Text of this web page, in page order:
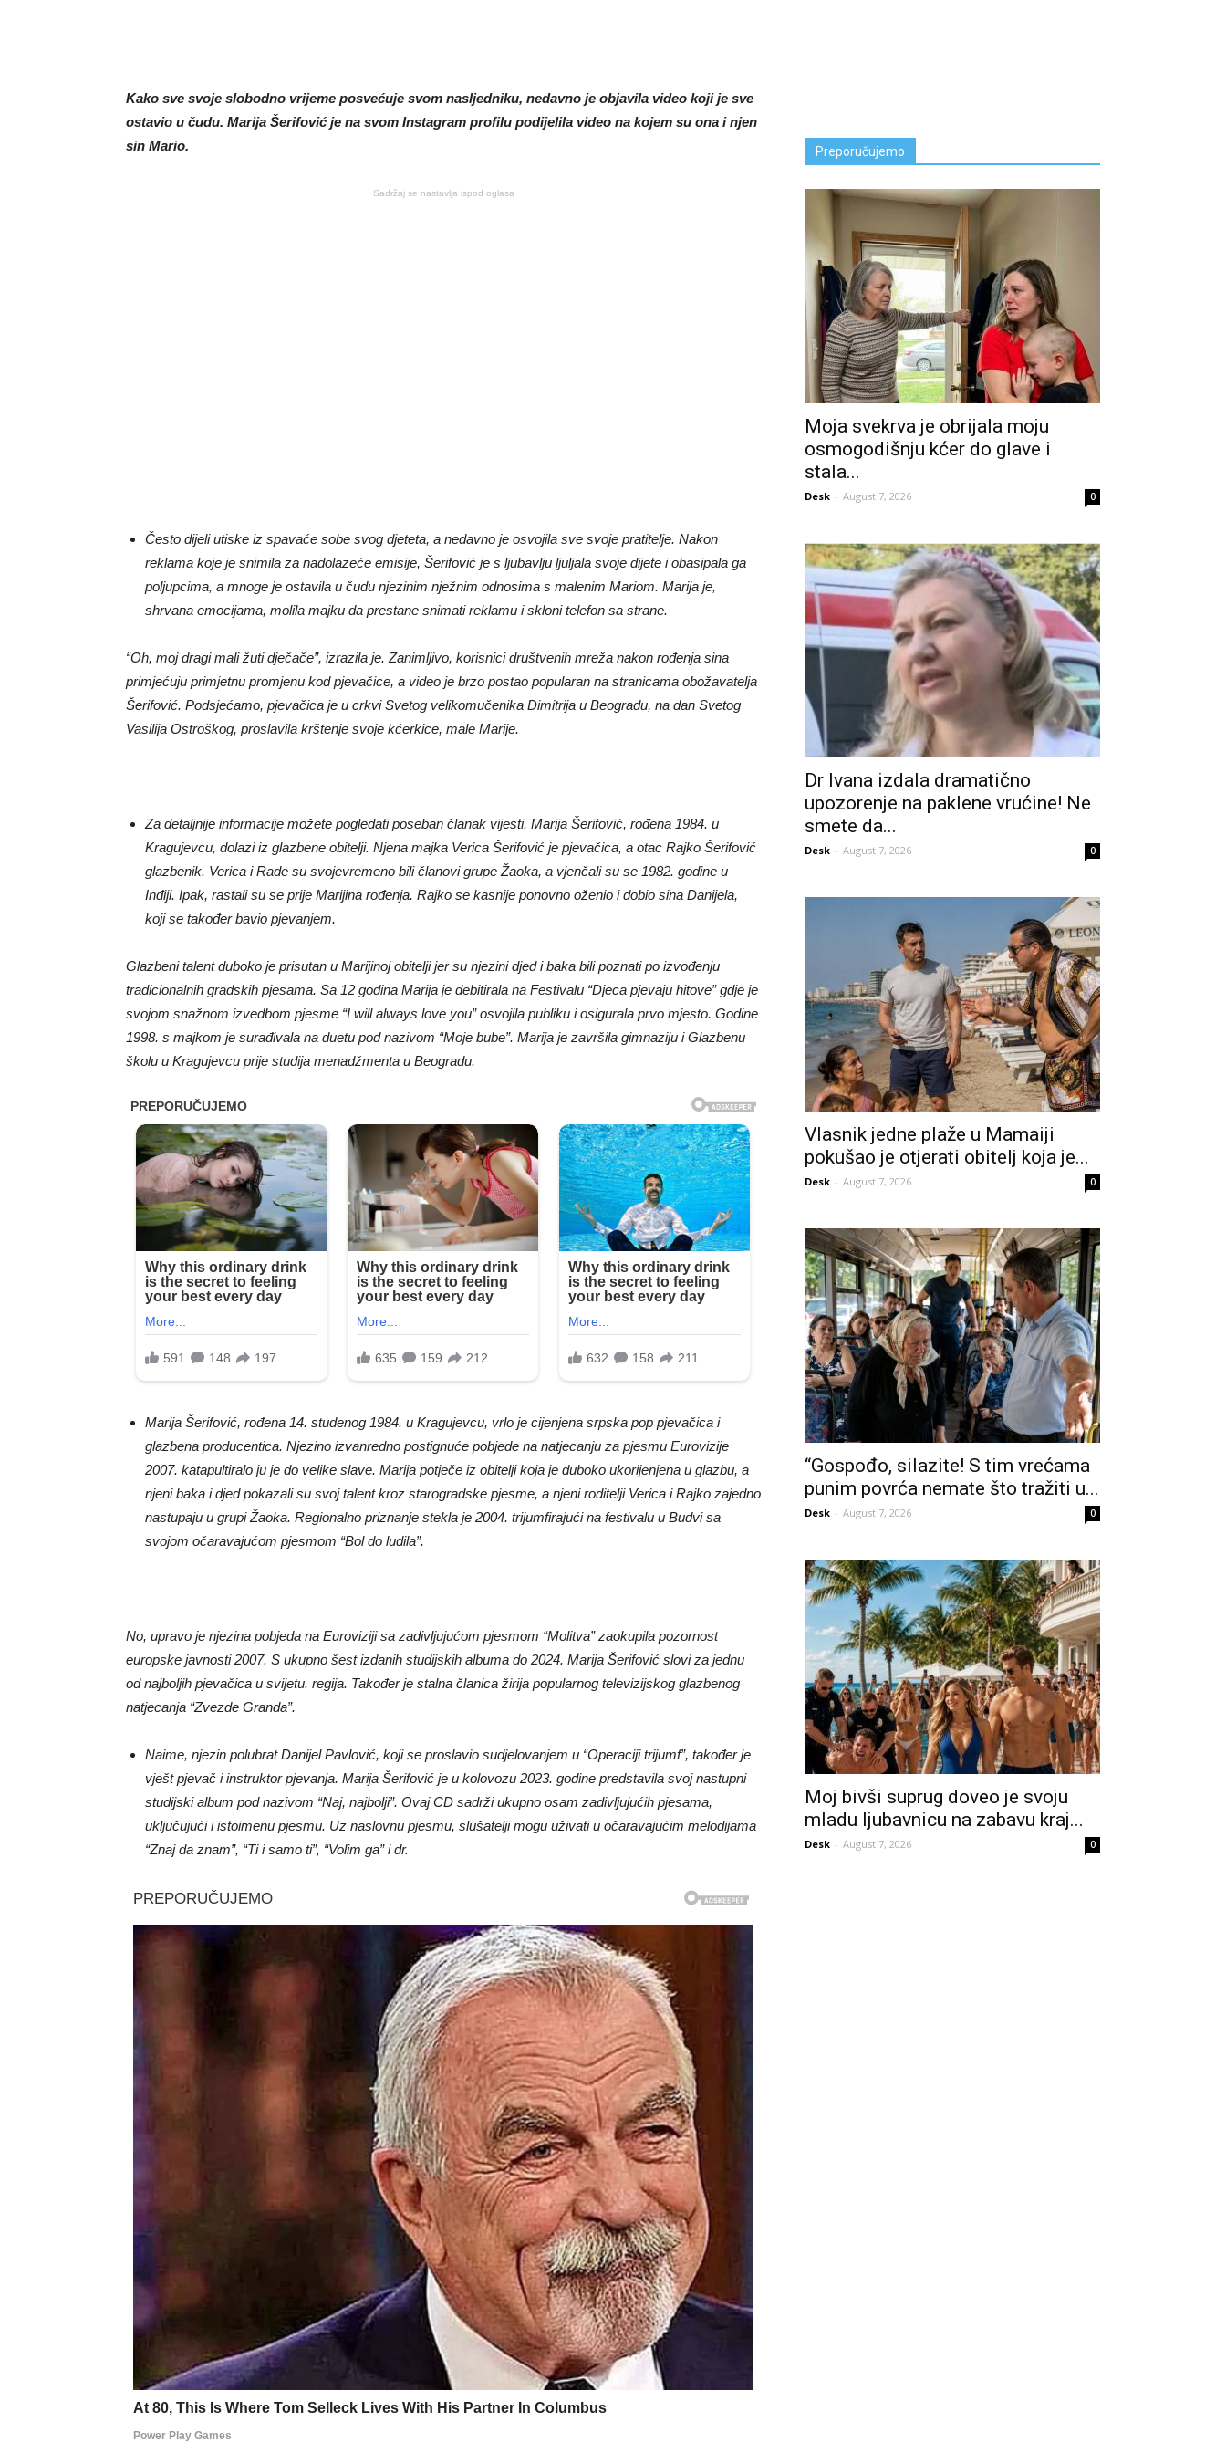
Kako sve svoje slobodno vrijeme posvećuje svom nasljedniku, nedavno je objavila video koji je sve
ostavio u čudu. Marija Šerifović je na svom Instagram profilu podijelila video na kojem su ona i njen
sin Mario.
Sadržaj se nastavlja ispod oglasa
Često dijeli utiske iz spavaće sobe svog djeteta, a nedavno je osvojila sve svoje pratitelje. Nakon
reklama koje je snimila za nadolazeće emisije, Šerifović je s ljubavlju ljuljala svoje dijete i obasipala ga
poljupcima, a mnoge je ostavila u čudu njezinim nježnim odnosima s malenim Mariom. Marija je,
shrvana emocijama, molila majku da prestane snimati reklamu i skloni telefon sa strane.
“Oh, moj dragi mali žuti dječače”, izrazila je. Zanimljivo, korisnici društvenih mreža nakon rođenja sina
primjećuju primjetnu promjenu kod pjevačice, a video je brzo postao popularan na stranicama obožavatelja
Šerifović. Podsjećamo, pjevačica je u crkvi Svetog velikomučenika Dimitrija u Beogradu, na dan Svetog
Vasilija Ostroškog, proslavila krštenje svoje kćerkice, male Marije.
Za detaljnije informacije možete pogledati poseban članak vijesti. Marija Šerifović, rođena 1984. u
Kragujevcu, dolazi iz glazbene obitelji. Njena majka Verica Šerifović je pjevačica, a otac Rajko Šerifović
glazbenik. Verica i Rade su svojevremeno bili članovi grupe Žaoka, a vjenčali su se 1982. godine u
Inđiji. Ipak, rastali su se prije Marijina rođenja. Rajko se kasnije ponovno oženio i dobio sina Danijela,
koji se također bavio pjevanjem.
Glazbeni talent duboko je prisutan u Marijinoj obitelji jer su njezini djed i baka bili poznati po izvođenju
tradicionalnih gradskih pjesama. Sa 12 godina Marija je debitirala na Festivalu “Djeca pjevaju hitove” gdje je
svojom snažnom izvedbom pjesme “I will always love you” osvojila publiku i osigurala prvo mjesto. Godine
1998. s majkom je surađivala na duetu pod nazivom “Moje bube”. Marija je završila gimnaziju i Glazbenu
školu u Kragujevcu prije studija menadžmenta u Beogradu.
Marija Šerifović, rođena 14. studenog 1984. u Kragujevcu, vrlo je cijenjena srpska pop pjevačica i
glazbena producentica. Njezino izvanredno postignuće pobjede na natjecanju za pjesmu Eurovizije
2007. katapultiralo ju je do velike slave. Marija potječe iz obitelji koja je duboko ukorijenjena u glazbu, a
njeni baka i djed pokazali su svoj talent kroz starogradske pjesme, a njeni roditelji Verica i Rajko zajedno
nastupaju u grupi Žaoka. Regionalno priznanje stekla je 2004. trijumfirajući na festivalu u Budvi sa
svojom očaravajućom pjesmom “Bol do ludila”.
No, upravo je njezina pobjeda na Euroviziji sa zadivljujućom pjesmom “Molitva” zaokupila pozornost
europske javnosti 2007. S ukupno šest izdanih studijskih albuma do 2024. Marija Šerifović slovi za jednu
od najboljih pjevačica u svijetu. regija. Također je stalna članica žirija popularnog televizijskog glazbenog
natjecanja “Zvezde Granda”.
Naime, njezin polubrat Danijel Pavlović, koji se proslavio sudjelovanjem u “Operaciji trijumf”, također je
vješt pjevač i instruktor pjevanja. Marija Šerifović je u kolovozu 2023. godine predstavila svoj nastupni
studijski album pod nazivom “Naj, najbolji”. Ovaj CD sadrži ukupno osam zadivljujućih pjesama,
uključujući i istoimenu pjesmu. Uz naslovnu pjesmu, slušatelji mogu uživati ​​u očaravajućim melodijama
“Znaj da znam”, “Ti i samo ti”, “Volim ga” i dr.
Preporučujemo
Moja svekrva je obrijala moju
osmogodišnju kćer do glave i
stala...
Desk - August 7, 2026 0
Dr Ivana izdala dramatično
upozorenje na paklene vrućine! Ne
smete da...
Desk - August 7, 2026 0
Vlasnik jedne plaže u Mamaiji
pokušao je otjerati obitelj koja je...
Desk - August 7, 2026 0
“Gospođo, silazite! S tim vrećama
punim povrća nemate što tražiti u...
Desk - August 7, 2026 0
Moj bivši suprug doveo je svoju
mladu ljubavnicu na zabavu kraj...
Desk - August 7, 2026 0